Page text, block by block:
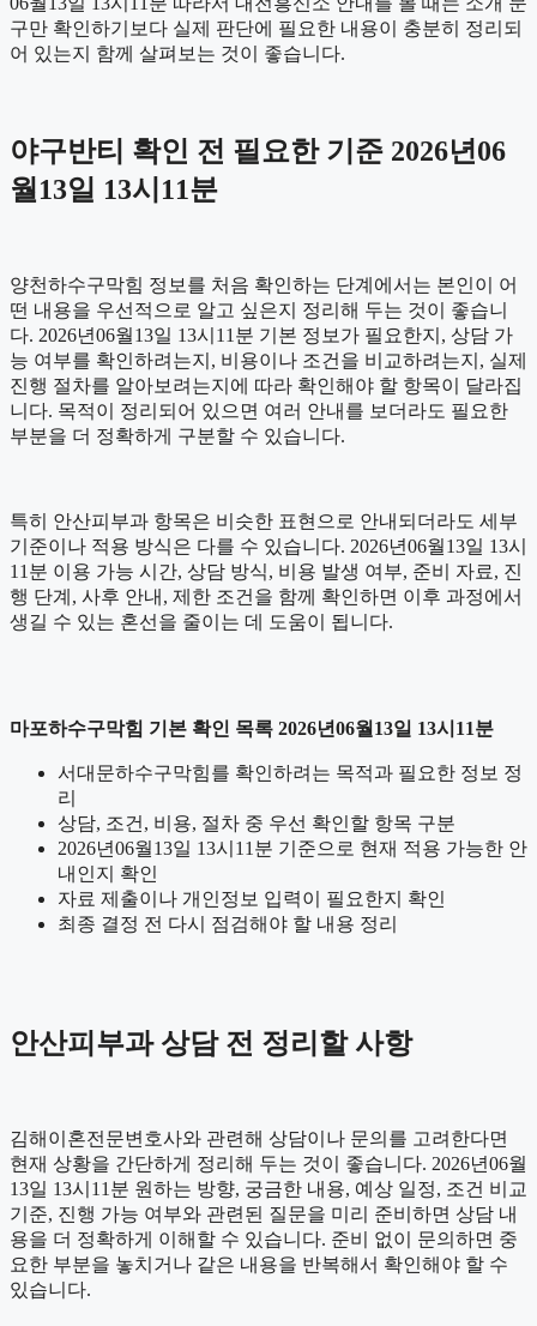
구만 확인하기보다 실제 판단에 필요한 내용이 충분히 정리되
어 있는지 함께 살펴보는 것이 좋습니다.
야구반티 확인 전 필요한 기준 2026년06
월13일 13시11분
양천하수구막힘 정보를 처음 확인하는 단계에서는 본인이 어
떤 내용을 우선적으로 알고 싶은지 정리해 두는 것이 좋습니
다. 2026년06월13일 13시11분 기본 정보가 필요한지, 상담 가
능 여부를 확인하려는지, 비용이나 조건을 비교하려는지, 실제
진행 절차를 알아보려는지에 따라 확인해야 할 항목이 달라집
니다. 목적이 정리되어 있으면 여러 안내를 보더라도 필요한
부분을 더 정확하게 구분할 수 있습니다.
특히 안산피부과 항목은 비슷한 표현으로 안내되더라도 세부
기준이나 적용 방식은 다를 수 있습니다. 2026년06월13일 13시
11분 이용 가능 시간, 상담 방식, 비용 발생 여부, 준비 자료, 진
행 단계, 사후 안내, 제한 조건을 함께 확인하면 이후 과정에서
생길 수 있는 혼선을 줄이는 데 도움이 됩니다.
마포하수구막힘 기본 확인 목록 2026년06월13일 13시11분
서대문하수구막힘를 확인하려는 목적과 필요한 정보 정
리
상담, 조건, 비용, 절차 중 우선 확인할 항목 구분
2026년06월13일 13시11분 기준으로 현재 적용 가능한 안
내인지 확인
자료 제출이나 개인정보 입력이 필요한지 확인
최종 결정 전 다시 점검해야 할 내용 정리
안산피부과 상담 전 정리할 사항
김해이혼전문변호사와 관련해 상담이나 문의를 고려한다면
현재 상황을 간단하게 정리해 두는 것이 좋습니다. 2026년06월
13일 13시11분 원하는 방향, 궁금한 내용, 예상 일정, 조건 비교
기준, 진행 가능 여부와 관련된 질문을 미리 준비하면 상담 내
용을 더 정확하게 이해할 수 있습니다. 준비 없이 문의하면 중
요한 부분을 놓치거나 같은 내용을 반복해서 확인해야 할 수
있습니다.